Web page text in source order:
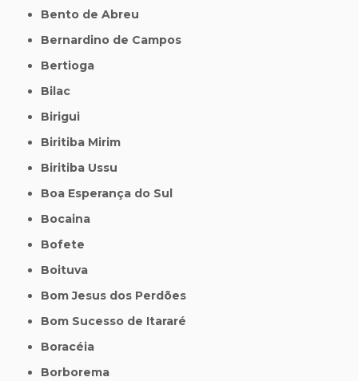
Bento de Abreu
Bernardino de Campos
Bertioga
Bilac
Birigui
Biritiba Mirim
Biritiba Ussu
Boa Esperança do Sul
Bocaina
Bofete
Boituva
Bom Jesus dos Perdões
Bom Sucesso de Itararé
Boracéia
Borborema